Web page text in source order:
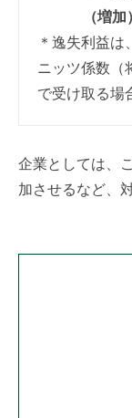
（増加
＊逸失利益
ニッツ係数（
で受け取る場
企業としては、
加させるなど、